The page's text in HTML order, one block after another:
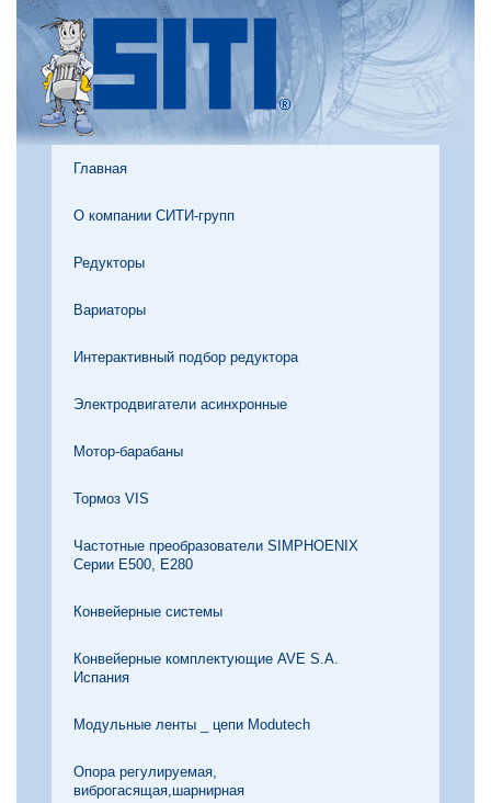
Главная
О компании СИТИ-групп
Редукторы
Вариаторы
Интерактивный подбор редуктора
Электродвигатели асинхронные
Мотор-барабаны
Тормоз VIS
Частотные преобразователи SIMPHOENIX
Серии Е500, Е280
Конвейерные системы
Конвейерные комплектующие AVE S.A.
Испания
Модульные ленты _ цепи Modutech
Опора регулируемая,
виброгасящая,шарнирная